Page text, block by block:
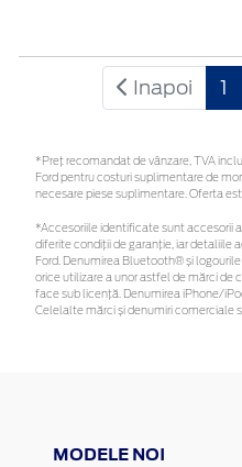
Inapoi 1
*Preţ recomandat de vânzare, TVA
Ford pentru costuri suplimentare de
necesare piese suplimentare. Oferta
*Accesoriile identificate sunt accesorii
diferite condiții de garanție, iar detaliile
Ford. Denumirea Bluetooth® și
orice utilizare a unor astfel de mărci de
face sub licență. Denumirea iPhone/
Celelalte mărci și denumiri comerciale
MODELE NOI